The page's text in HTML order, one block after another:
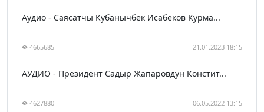
Аудио - Саясатчы Кубанычбек Исабеков Курма...
4665685 21.01.2023 18:15
АУДИО - Президент Садыр Жапаровдун Констит...
4627880 06.05.2022 13:15